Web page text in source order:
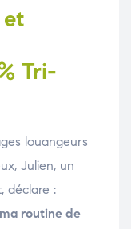
Tri-
louangeurs
Julien, un
déclare :
routine de